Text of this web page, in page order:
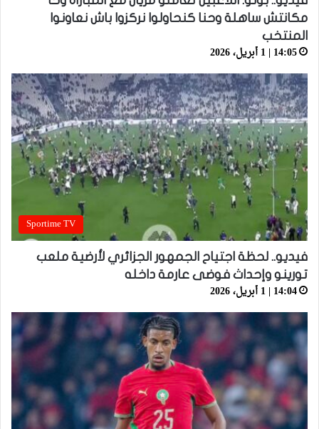
مكانتش ساهلة وحنا كنحاولوا نركزوا باش نعاونوا
المنتخب
14:05 | 1 أبريل، 2026
Sportime TV
فيديو.. لحظة اجتياح الجمهور الجزائري لأرضية ملعب
تورينو وإحداث فوضى عارمة داخله
14:04 | 1 أبريل، 2026